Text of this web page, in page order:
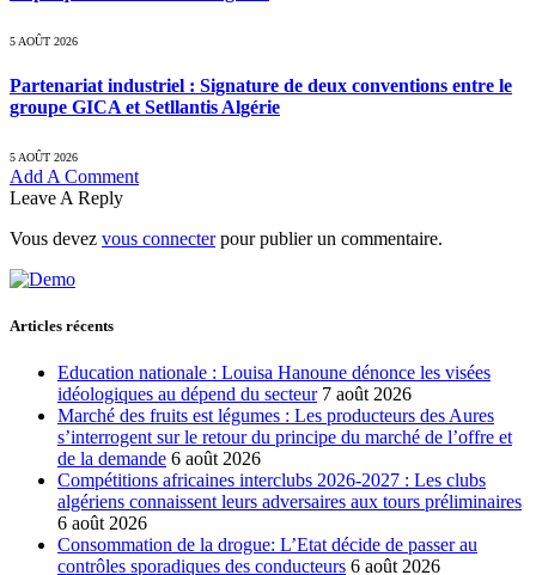
5 AOÛT 2026
Partenariat industriel : Signature de deux conventions entre le
groupe GICA et Setllantis Algérie
5 AOÛT 2026
Add A Comment
Leave A Reply
Vous devez vous connecterpour publier un commentaire.
Articles récents
Education nationale : Louisa Hanoune dénonce les visées
idéologiques au dépend du secteur 7 août 2026
Marché des fruits est légumes : Les producteurs des Aures
s’interrogent sur le retour du principe du marché de l’offre et
de la demande 6 août 2026
Compétitions africaines interclubs 2026-2027 : Les clubs
algériens connaissent leurs adversaires aux tours préliminaires
6 août 2026
Consommation de la drogue: L’Etat décide de passer au
contrôles sporadiques des conducteurs 6 août 2026